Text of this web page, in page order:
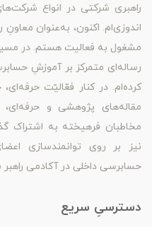
راهبری شرکتی در انواع
اندوزی‌ام. اکنون، به‌عنوان
مشغول به فعالیت هستم. در مسیر
رساله‌ای متمرکز بر آموزشِ
مقاله‌های پژوهشی و
مخاطبان فرهیخته به اشتراک
نیز بر روی توانمندسازی
حسابرسی داخلی در آکادمی
دسترسیِ سریع